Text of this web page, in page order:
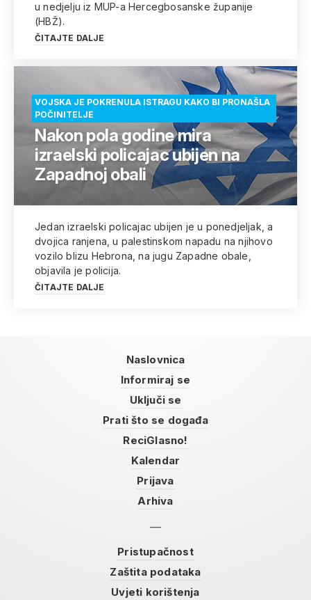
u nedjelju iz MUP-a Hercegbosanske županije
(HBŽ).
ČITAJTE DALJE
VOJSKA JE POKRENULA ISTRAGU KAKO BI PRONAŠLA
POČINITELJE
Nakon pola godine mira
izraelski policajac ubijen na
Zapadnoj obali
Jedan izraelski policajac ubijen je u ponedjeljak, a
dvojica ranjena, u palestinskom napadu na njihovo
vozilo blizu Hebrona, na jugu Zapadne obale,
objavila je policija.
ČITAJTE DALJE
Naslovnica
Informiraj se
Uključi se
Prati što se događa
ReciGlasno!
Kalendar
Prijava
Arhiva
Pristupačnost
Zaštita podataka
Uvjeti korištenja